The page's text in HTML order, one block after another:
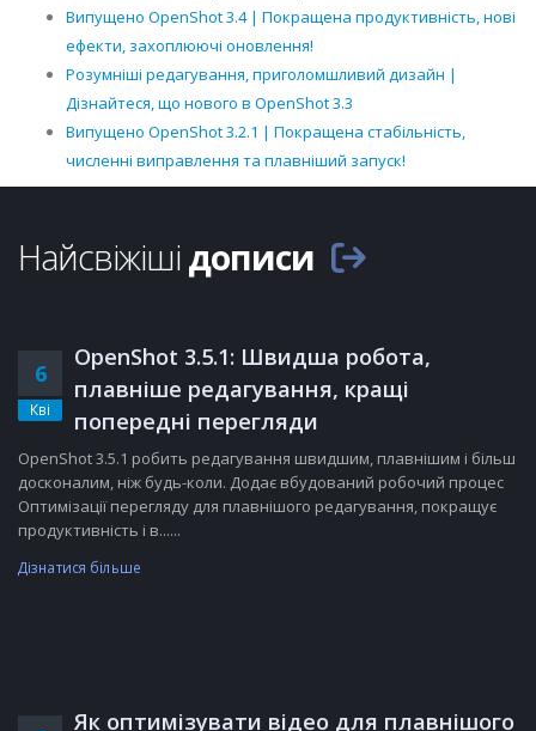
Випущено OpenShot 3.4 | Покращена продуктивність, нові
ефекти, захоплюючі оновлення!
Розумніші редагування, приголомшливий дизайн |
Дізнайтеся, що нового в OpenShot 3.3
Випущено OpenShot 3.2.1 | Покращена стабільність,
численні виправлення та плавніший запуск!
Найсвіжішідописи
6
Кві
OpenShot 3.5.1: Швидша робота,
плавніше редагування, кращі
попередні перегляди
OpenShot 3.5.1 робить редагування швидшим, плавнішим і більш
досконалим, ніж будь-коли. Додає вбудований робочий процес
Оптимізації перегляду для плавнішого редагування, покращує
продуктивність і в......
Дізнатися більше
Як оптимізувати відео для плавнішого